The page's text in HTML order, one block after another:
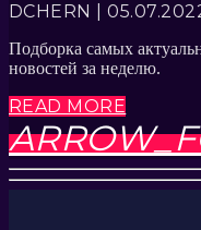
DCHERN |
Подборка самых
новостей за неделю.
READ MORE